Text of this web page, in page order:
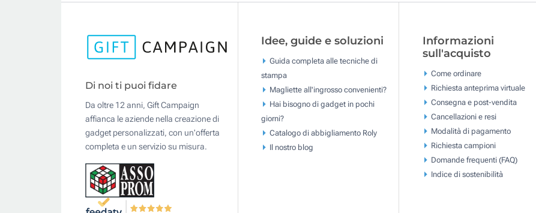
Di noi ti puoi fidare
Da oltre 12 anni, Gift Campaign
affianca le aziende nella creazione di
gadget personalizzati, con un'offerta
completa e un servizio su misura.
Idee, guide e soluzioni
Guida completa alle tecniche di
stampa
Magliette all'ingrosso convenienti?
Hai bisogno di gadget in pochi
giorni?
Catalogo di abbigliamento Roly
Il nostro blog
Informazioni
sull'acquisto
Come ordinare
Richiesta anteprima virtuale
Consegna e post-vendita
Cancellazioni e resi
Modalità di pagamento
Richiesta campioni
Domande frequenti (FAQ)
Indice di sostenibilità